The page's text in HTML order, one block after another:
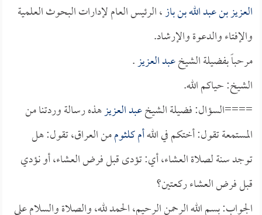
العزيز بن عبد الله بن باز، الرئيس العام لإدارات البحوث العلمية
والإفتاء والدعوة والإرشاد.
مرحباً بفضيلة الشيخعبد العزيز.
الشيخ: حياكم الله.
====السؤال: فضيلة الشيخعبد العزيزهذه رسالة وردتنا من
المستمعة تقول: أختكم في اللهأم كلثوممن العراق، تقول: هل
توجد سنة لصلاة العشاء، أي: تؤدى قبل فرض العشاء، أو نؤدي
قبل فرض العشاء ركعتين؟
الجواب: بسم الله الرحمن الرحيم، الحمد لله، والصلاة والسلام على